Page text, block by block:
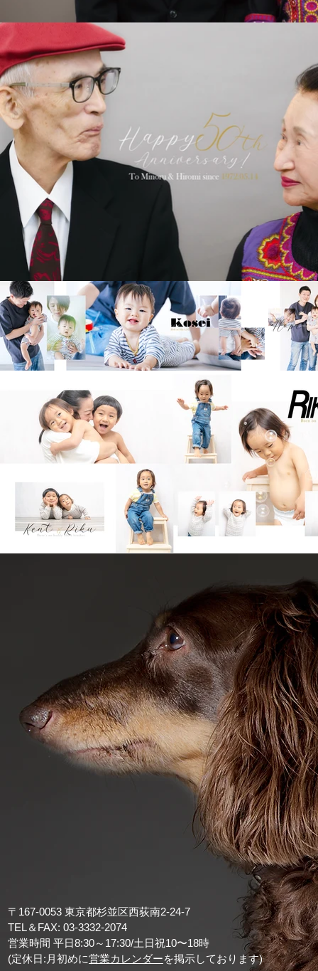
〒167-0053 東京都杉並区西荻南2-24-7
TEL＆FAX: 03-3332-2074
営業時間 平日8:30～17:30/土日祝10〜18時
(定休日:月初めに営業カレンダーを掲示しております)